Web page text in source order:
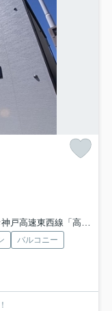
神戸高速東西線「高速長田」駅 徒歩13分
バルコニー